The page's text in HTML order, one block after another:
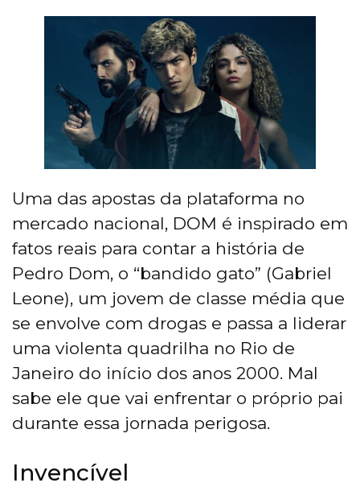
Uma das apostas da plataforma no
mercado nacional, DOM é inspirado em
fatos reais para contar a história de
Pedro Dom, o “bandido gato” (Gabriel
Leone), um jovem de classe média que
se envolve com drogas e passa a liderar
uma violenta quadrilha no Rio de
Janeiro do início dos anos 2000. Mal
sabe ele que vai enfrentar o próprio pai
durante essa jornada perigosa.
Invencível